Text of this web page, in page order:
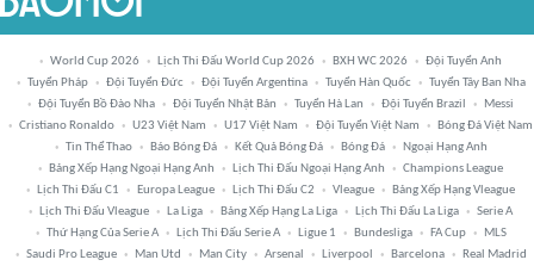
World Cup 2026 Lịch Thi Đấu World Cup 2026 BXH WC 2026
Đội Tuyển Anh
Tuyển Pháp
Đội Tuyển Đức Đội Tuyển Argentina Tuyển Hàn Quốc
Tuyển Tây Ban Nha
Đội Tuyển Bồ Đào Nha
Đội Tuyển Nhật Bản Tuyển Hà Lan Đội Tuyển Brazil
Messi
Cristiano Ronaldo
U23 Việt Nam U17 Việt Nam Đội Tuyển Việt Nam
Bóng Đá Việt Nam
Tin Thể Thao
Báo Bóng Đá Kết Quả Bóng Đá Bóng Đá
Ngoại Hạng Anh
Bảng Xếp Hạng Ngoại Hạng Anh
Lịch Thi Đấu Ngoại Hạng Anh
Champions League
Lịch Thi Đấu C1
Europa League Lịch Thi Đấu C2 Vleague
Bảng Xếp Hạng Vleague
Lịch Thi Đấu Vleague
La Liga Bảng Xếp Hạng La Liga Lịch Thi Đấu La Liga
Serie A
Thứ Hạng Của Serie A
Lịch Thi Đấu Serie A Ligue 1 Bundesliga FA Cup
MLS
Saudi Pro League
Man Utd Man City Arsenal Liverpool Barcelona
Real Madrid